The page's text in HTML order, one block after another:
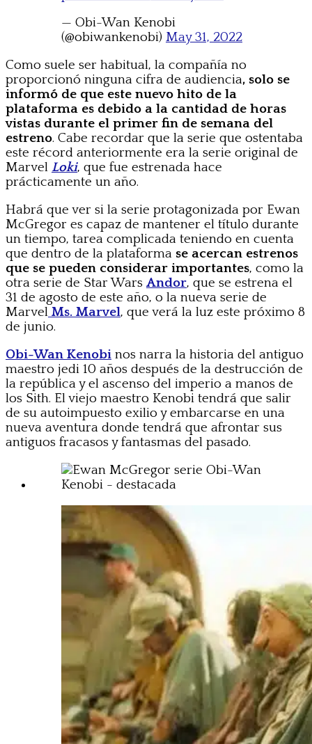
— Obi-Wan Kenobi
(@obiwankenobi) May 31, 2022
Como suele ser habitual, la compañía no
proporcionó ninguna cifra de audiencia, solo se
informó de que este nuevo hito de la
plataforma es debido a la cantidad de horas
vistas durante el primer fin de semana del
estreno. Cabe recordar que la serie que ostentaba
este récord anteriormente era la serie original de
Marvel Loki, que fue estrenada hace
prácticamente un año.
Habrá que ver si la serie protagonizada por Ewan
McGregor es capaz de mantener el título durante
un tiempo, tarea complicada teniendo en cuenta
que dentro de la plataforma se acercan estrenos
que se pueden considerar importantes, como la
otra serie de Star Wars Andor, que se estrena el
31 de agosto de este año, o la nueva serie de
Marvel Ms. Marvel, que verá la luz este próximo 8
de junio.
Obi-Wan Kenobi nos narra la historia del antiguo
maestro jedi 10 años después de la destrucción de
la república y el ascenso del imperio a manos de
los Sith. El viejo maestro Kenobi tendrá que salir
de su autoimpuesto exilio y embarcarse en una
nueva aventura donde tendrá que afrontar sus
antiguos fracasos y fantasmas del pasado.